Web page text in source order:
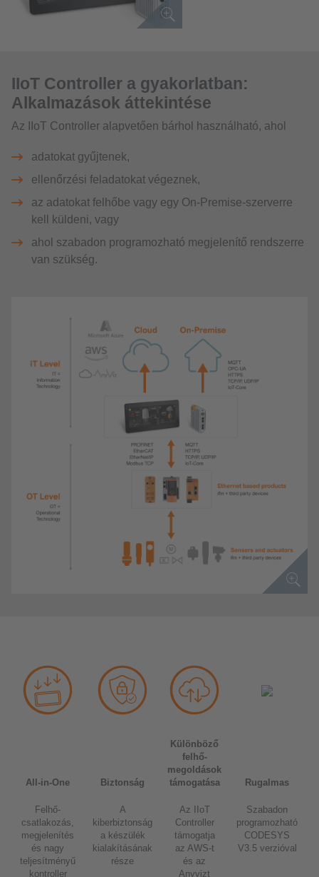
IIoT Controller a gyakorlatban:
Alkalmazások áttekintése
Az IIoT Controller alapvetően bárhol használható, ahol
adatokat gyűjtenek,
ellenőrzési feladatokat végeznek,
az adatokat felhőbe vagy egy On-Premise-szerverre
kell küldeni, vagy
ahol szabadon programozható megjelenítő rendszerre
van szükség.
All-in-One Biztonság
Különböző
felhő-
megoldások
támogatása
Rugalmas
Felhő-
csatlakozás,
megjelenítés
és nagy
teljesítményű
kontroller
A
kiberbiztonság
a készülék
kialakításának
része
Az IIoT
Controller
támogatja
az AWS-t
és az
Anyvizt
Szabadon
programozható
CODESYS
V3.5 verzióval